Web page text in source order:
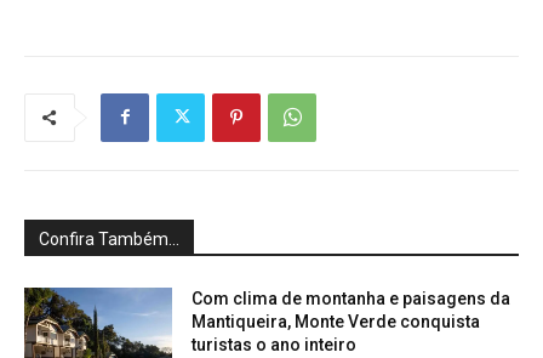
Confira Também...
Com clima de montanha e paisagens da
Mantiqueira, Monte Verde conquista
turistas o ano inteiro